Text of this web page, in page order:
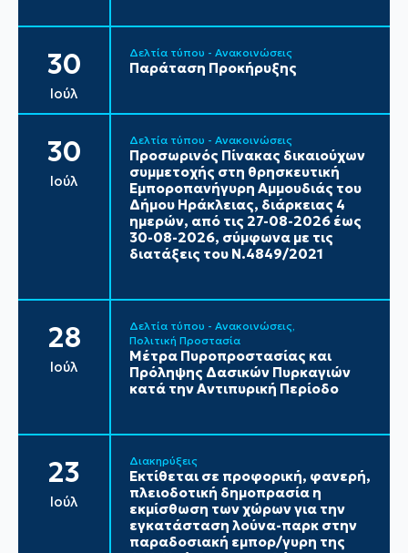
30
Ιούλ
Δελτία τύπου - Ανακοινώσεις
Παράταση Προκήρυξης
30
Ιούλ
Δελτία τύπου - Ανακοινώσεις
Προσωρινός Πίνακας δικαιούχων
συμμετοχής στη θρησκευτική
Εμποροπανήγυρη Αμμουδιάς του
Δήμου Ηράκλειας, διάρκειας 4
ημερών, από τις 27-08-2026 έως
30-08-2026, σύμφωνα με τις
διατάξεις του Ν.4849/2021
28
Ιούλ
Δελτία τύπου - Ανακοινώσεις
Πολιτική Προστασία
Μέτρα Πυροπροστασίας και
Πρόληψης Δασικών Πυρκαγιών
κατά την Αντιπυρική Περίοδο
23
Ιούλ
Διακηρύξεις
Εκτίθεται σε προφορική, φανερή,
πλειοδοτική δημοπρασία η
εκμίσθωση των χώρων για την
εγκατάσταση λούνα-παρκ στην
παραδοσιακή εμπορ/γυρη της